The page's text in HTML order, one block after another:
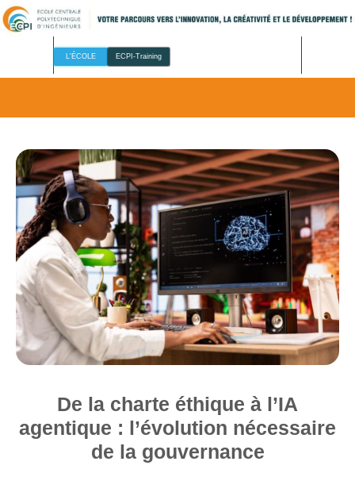
L'ÉCOLE ECPI-Training
De la charte éthique à l’IA
agentique : l’évolution nécessaire
de la gouvernance